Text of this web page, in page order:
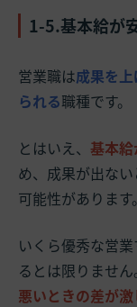
1-5.基本給が
営業職は成果を
られる職種です。
とはいえ、 基本
め、成果が出ない
可能性があります。
いくら優秀な営
るとは限りません
悪いときの差が激